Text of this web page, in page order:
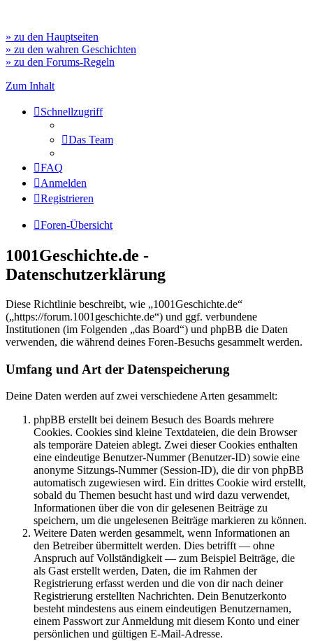
» zu den Hauptseiten
» zu den wahren Geschichten
» zu den Forums-Regeln
Zum Inhalt
Schnellzugriff
Das Team
FAQ
Anmelden
Registrieren
Foren-Übersicht
1001Geschichte.de -
Datenschutzerklärung
Diese Richtlinie beschreibt, wie „1001Geschichte.de“
(„https://forum.1001geschichte.de“) und ggf. verbundene
Institutionen (im Folgenden „das Board“) und phpBB die Daten
verwenden, die während deines Foren-Besuchs gesammelt werden.
Umfang und Art der Datenspeicherung
Deine Daten werden auf zwei verschiedene Arten gesammelt:
phpBB erstellt bei deinem Besuch des Boards mehrere
Cookies. Cookies sind kleine Textdateien, die dein Browser
als temporäre Dateien ablegt. Zwei dieser Cookies enthalten
eine eindeutige Benutzer-Nummer (Benutzer-ID) sowie eine
anonyme Sitzungs-Nummer (Session-ID), die dir von phpBB
automatisch zugewiesen wird. Ein drittes Cookie wird erstellt,
sobald du Themen besucht hast und wird dazu verwendet,
Informationen über die von dir gelesenen Beiträge zu
speichern, um die ungelesenen Beiträge markieren zu können.
Weitere Daten werden gesammelt, wenn Informationen an
den Betreiber übermittelt werden. Dies betrifft — ohne
Anspruch auf Vollständigkeit — zum Beispiel Beiträge, die
als Gast erstellt werden, Daten, die im Rahmen der
Registrierung erfasst werden und die von dir nach deiner
Registrierung erstellten Nachrichten. Dein Benutzerkonto
besteht mindestens aus einem eindeutigen Benutzernamen,
einem Passwort zur Anmeldung mit diesem Konto und einer
persönlichen und gültigen E-Mail-Adresse.